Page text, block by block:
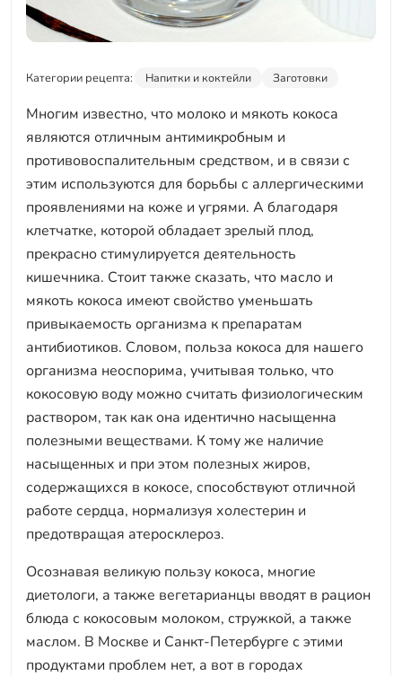
Категории рецепта: Напитки и коктейли Заготовки
Многим известно, что молоко и мякоть кокоса
являются отличным антимикробным и
противовоспалительным средством, и в связи с
этим используются для борьбы с аллергическими
проявлениями на коже и угрями. А благодаря
клетчатке, которой обладает зрелый плод,
прекрасно стимулируется деятельность
кишечника. Стоит также сказать, что масло и
мякоть кокоса имеют свойство уменьшать
привыкаемость организма к препаратам
антибиотиков. Словом, польза кокоса для нашего
организма неоспорима, учитывая только, что
кокосовую воду можно считать физиологическим
раствором, так как она идентично насыщенна
полезными веществами. К тому же наличие
насыщенных и при этом полезных жиров,
содержащихся в кокосе, способствуют отличной
работе сердца, нормализуя холестерин и
предотвращая атеросклероз.
Осознавая великую пользу кокоса, многие
диетологи, а также вегетарианцы вводят в рацион
блюда с кокосовым молоком, стружкой, а также
маслом. В Москве и Санкт-Петербурге с этими
продуктами проблем нет, а вот в городах